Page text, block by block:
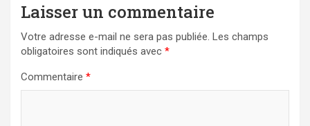
Laisser un commentaire
Votre adresse e-mail ne sera pas publiée. Les champs
obligatoires sont indiqués avec *
Commentaire *